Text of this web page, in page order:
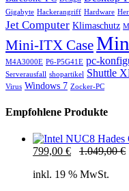
Gigabyte Hackerangriff Hardware
Jet Computer Klimaschutz
Mini-ITX Case
M4A3000E P6-P5G41E pc-
Serverausfall shopartikel Shuttle
Virus Windows 7 Zocker-PC
Empfohlene Produkte
799,00 € 1.049,00€
inkl. 19 % MwSt.